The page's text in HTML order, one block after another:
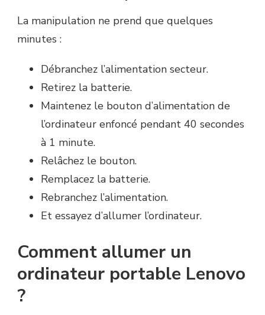
La manipulation ne prend que quelques
minutes :
Débranchez l’alimentation secteur.
Retirez la batterie.
Maintenez le bouton d’alimentation de
l’ordinateur enfoncé pendant 40 secondes
à 1 minute.
Relâchez le bouton.
Remplacez la batterie.
Rebranchez l’alimentation.
Et essayez d’allumer l’ordinateur.
Comment allumer un
ordinateur portable Lenovo
?